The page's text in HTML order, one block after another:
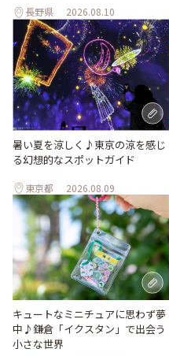
長野県 2026.08.10
暑い夏を涼しく♪東京の涼を感じ
る幻想的なスポットガイド
東京都 2026.08.09
キュートなミニチュアに思わず夢
中♪鎌倉「イクスタン」で出会う
小さな世界